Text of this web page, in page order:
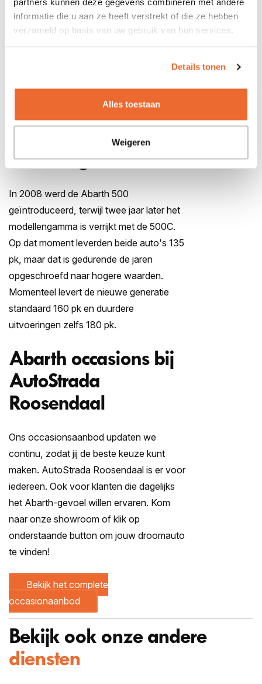
informatie die u aan ze heeft verstrekt of die ze hebben
verzameld op basis van uw gebruik van hun services.
Details tonen
Alles toestaan
Weigeren
dak na, is de 500C volledig identiek aan
het dichte model. Dit betekent dat de auto
aluminium pedalen en een sportstuur die je
als de 500, verscheen de cabrioversie op
de markt met een automaat of
handgeschakelde transmissie.
Nieuwe generatie
In 2008 werd de Abarth 500
geïntroduceerd, terwijl twee jaar later het
modellengamma is verrijkt met de 500C.
Op dat moment leverden beide auto's 135
pk, maar dat is gedurende de jaren
opgeschroefd naar hogere waarden.
Momenteel levert de nieuwe generatie
standaard 160 pk en duurdere
uitvoeringen zelfs 180 pk.
Abarth occasions bij
AutoStrada
Roosendaal
Ons occasionsaanbod updaten we
continu, zodat jij de beste keuze kunt
maken. AutoStrada Roosendaal is er voor
iedereen. Ook voor klanten die dagelijks
het Abarth-gevoel willen ervaren. Kom
naar onze showroom of klik op
onderstaande button om jouw droomauto
te vinden!
Bekijk het complete
occasionaanbod
Bekijk ook onze andere
diensten